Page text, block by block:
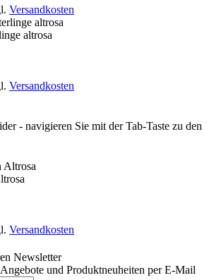
Versandkosten
altrosa
Versandkosten
- navigieren Sie mit der Tab-Taste zu den
Versandkosten
Newsletter
und Produktneuheiten per E-Mail